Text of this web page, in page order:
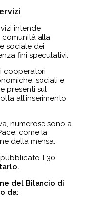
intende
comunità alla
sociale dei
fini speculativi.
cooperatori
sociali e
presenti sul
all’inserimento
numerose sono a
come la
della mensa.
il 30
del Bilancio di
da: